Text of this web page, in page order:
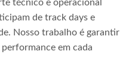
técnico e operacional
de track days e
Nosso trabalho é garantir
em cada